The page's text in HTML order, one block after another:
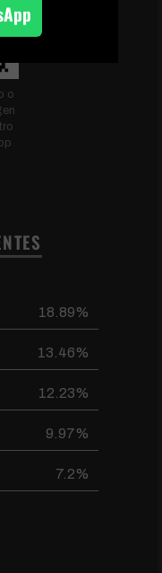
o
18.89%
13.46%
12.23%
9.97%
7.2%